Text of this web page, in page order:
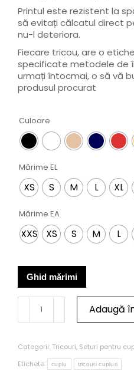
Printul este rezistent la
să evitați călcatul direct
nu-l deteriora.
Fiecare tricou, are o
specificate metodele de
urmați întocmai, o să vă
produsul procurat
Culoare
Mărime EL
XS S M L XL
Mărime EA
XXS XS S M L
Ghid mărimi
Adaugă
Categorii: Tricouri, Seturi pentru
Etichete:
cuplu tricouri cupluri